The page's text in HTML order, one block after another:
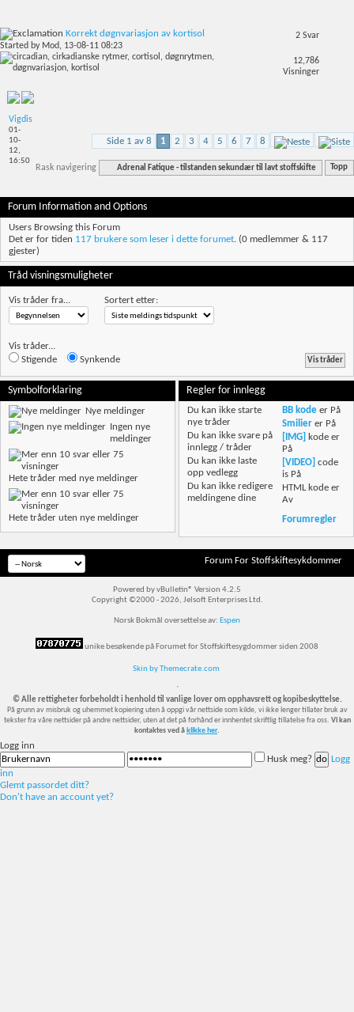
Korrekt døgnvariasjon av kortisol
Started by Mod, 13-08-11 08:23
2 Svar
12,786
Visninger
Vigdis
01-
10-
12,
16:50
Side 1 av 8 1 2 3 4 5 6 7 8
Rask navigering Adrenal Fatique - tilstanden sekundær til lavt stoffskifte Topp
Forum Information and Options
Users Browsing this Forum
Det er for tiden 117 brukere som leser i dette forumet. (0 medlemmer & 117
gjester)
Tråd visningsmuligheter
Vis tråder fra... Sortert etter:
Vis tråder...
Stigende
Synkende
Symbolforklaring
Nye meldinger
Ingen nye
meldinger
Hete tråder med nye meldinger
Hete tråder uten nye meldinger
Regler for innlegg
Du kan ikke starte
nye tråder
Du kan ikke svare på
innlegg / tråder
Du kan ikke laste
opp vedlegg
Du kan ikke redigere
meldingene dine
BB kode er På
Smilier er På
[IMG] kode er
På
[VIDEO] code
is På
HTML kode er
Av
Forumregler
Forum For Stoffskiftesykdommer
Powered by vBulletin® Version 4.2.5
Copyright ©2000 - 2026, Jelsoft Enterprises Ltd.
Norsk Bokmål oversettelse av: Espen
unike besøkende på Forumet for Stoffskiftesygdommer siden 2008
Skin by Themecrate.com
`
© Alle rettigheter forbeholdt i henhold til vanlige lover om opphavsrett og kopibeskyttelse.
På grunn av misbruk og uhemmet kopiering uten å oppgi vår nettside som kilde, vi ikke lenger tillater bruk av
tekster fra våre nettsider på andre nettsider, uten at det på forhånd er innhentet skriftlig tillatelse fra oss. Vi kan
kontaktes ved å klikke her.
Logg inn
Husk meg?
Logg
inn
Glemt passordet ditt?
Don't have an account yet?